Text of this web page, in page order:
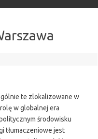
te zlokalizowane w
w globalnej era
środowisku
tłumaczeniowe jest